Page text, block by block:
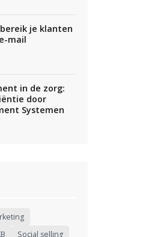
je klanten
mail
in de zorg:
door
Systemen
Social selling